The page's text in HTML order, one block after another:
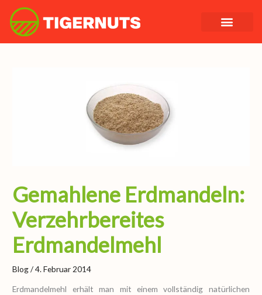
Inhalt
springen
Gemahlene Erdmandeln:
Verzehrbereites
Erdmandelmehl
Blog/4. Februar 2014
Erdmandelmehl erhält man mit einem vollständig natürlichen